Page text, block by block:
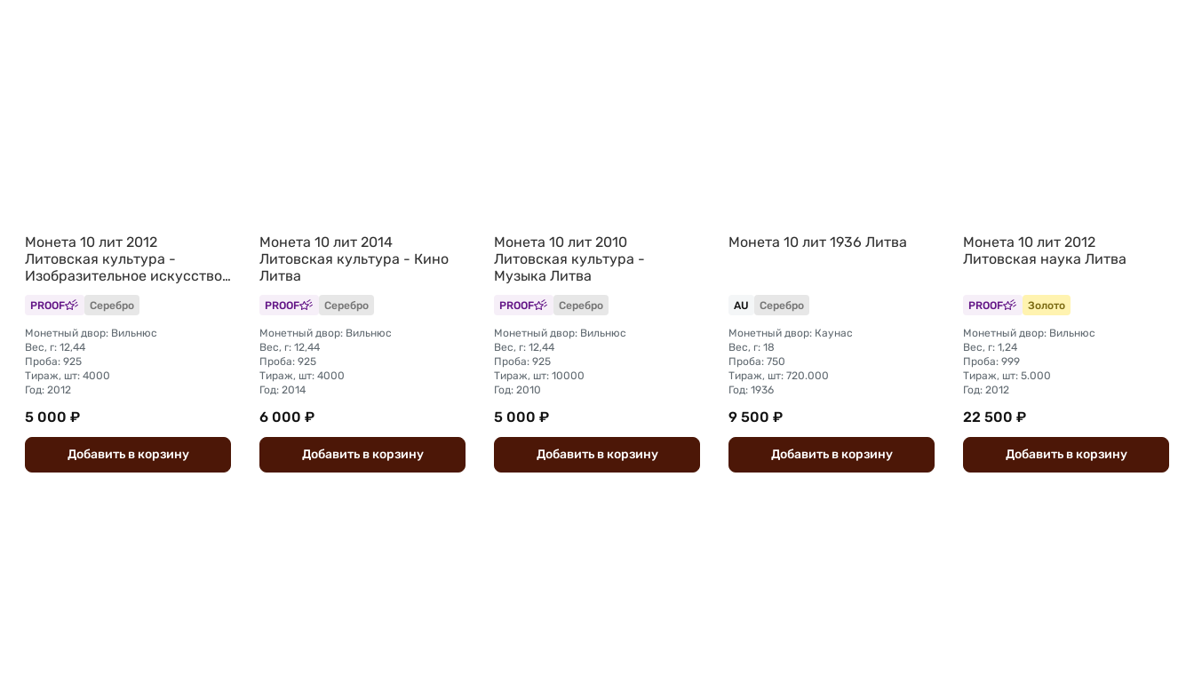
Монета 10 лит 2012
Литовская культура -
Изобразительное искусство
PROOF Серебро
Монетный двор: Вильнюс
Вес, г: 12,44
Проба: 925
Тираж, шт: 4000
Год: 2012
5 000 ₽
Добавить вкорзину
Монета 10 лит 2014
Литовская культура - Кино
Литва
PROOF Серебро
Монетный двор: Вильнюс
Вес, г: 12,44
Проба: 925
Тираж, шт: 4000
Год: 2014
6 000 ₽
Добавить вкорзину
Монета 10 лит 2010
Литовская культура -
Музыка Литва
PROOF Серебро
Монетный двор: Вильнюс
Вес, г: 12,44
Проба: 925
Тираж, шт: 10000
Год: 2010
5 000 ₽
Добавить вкорзину
Монета 10 лит 1936 Литва
AU Серебро
Монетный двор: Каунас
Вес, г: 18
Проба: 750
Тираж, шт: 720.000
Год: 1936
9 500 ₽
Добавить вкорзину
Монета 10 лит 2012
Литовская наука Литва
PROOF Золото
Монетный двор: Вильнюс
Вес, г: 1,24
Проба: 999
Тираж, шт: 5.000
Год: 2012
22 500 ₽
Добавить вкорзину